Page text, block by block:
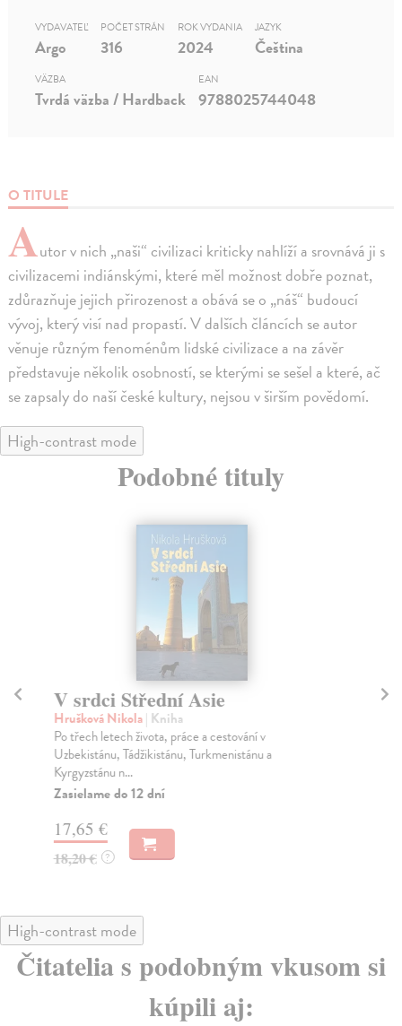
O TITULE
Autor v nich „naši“ civilizaci kriticky nahlíží a srovnává ji s
civilizacemi indiánskými, které měl možnost dobře poznat,
zdůrazňuje jejich přirozenost a obává se o „náš“ budoucí
vývoj, který visí nad propastí. V dalších článcích se autor
věnuje různým fenoménům lidské civilizace a na závěr
představuje několik osobností, se kterými se sešel a které, ač
se zapsaly do naší české kultury, nejsou v širším povědomí.
VYDAVATEĽ
Argo
POČET STRÁN
316
ROK VYDANIA
2024
JAZYK
Čeština
VÄZBA
Tvrdá väzba / Hardback
EAN
9788025744048
High-contrast mode
Podobné tituly
V srdci Střední Asie
Hrušková Nikola| Kniha
Po třech letech života, práce a cestování v
Uzbekistánu, Tádžikistánu, Turkmenistánu a
Kyrgyzstánu n...
Zasielame do 12 dní
17,65 €
18,20 € ?
High-contrast mode
Čitatelia s podobným vkusom si
kúpili aj: